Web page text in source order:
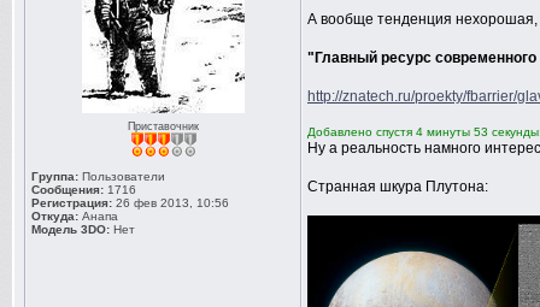
Приставочник
Группа: Пользователи
Сообщения: 1716
Регистрация: 26 фев 2013, 10:56
Откуда: Анапа
Модель 3DO: Нет
А вообще тенденция нехорошая,
"Главный ресурс
http://znatech.ru/proekty/fbarrier/
Добавлено спустя 4 минуты 53
Ну а реальность намного
Странная шкура Плутона: